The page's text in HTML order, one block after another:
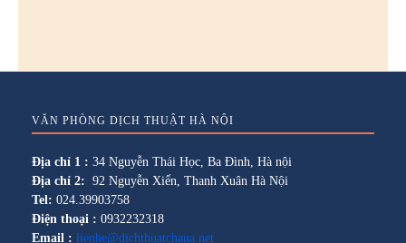
VĂN PHÒNG DỊCH THUẬT HÀ NỘI
Địa chỉ 1 : 34 Nguyễn Thái Học, Ba Đình, Hà nội
Địa chỉ 2: 92 Nguyễn Xiển, Thanh Xuân Hà Nội
Tel: 024.39903758
Điện thoại : 0932232318
Email : lienhe@dichthuatchaua.net